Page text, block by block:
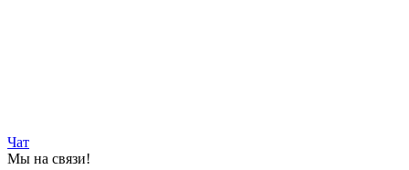
Чат
Мы на связи!